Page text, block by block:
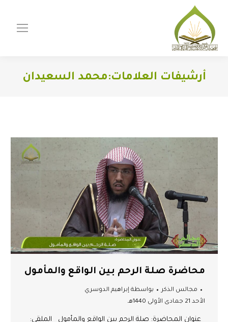
أرشيفات العلامات:محمد السعيدان
محاضرة صلة الرحم بين الواقع والمأمول
مجالس الذكر بواسطة إبراهيم الدوسري
الأحد 21 جمادى الأولى 1440هـ
عنوان المحاضرة: صلة الرحم بين الواقع والمأمول الملقي: